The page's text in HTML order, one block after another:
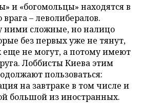
и «богомольцы» находятся в
– леволибералов.
сложные, но налицо
без первых уже не тянут,
еще не могут, а потому имеют
Лоббисты Киева этим
пользоваться:
на завтраке в том числе и
большой из иностранных.